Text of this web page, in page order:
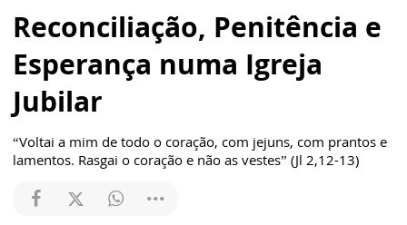
Reconciliação, Penitência e
Esperança numa Igreja
Jubilar
“Voltai a mim de todo o coração, com jejuns, com prantos e
lamentos. Rasgai o coração e não as vestes” (Jl 2,12-13)